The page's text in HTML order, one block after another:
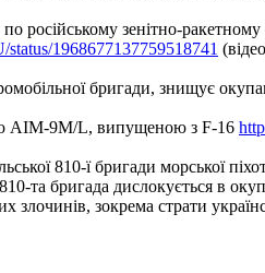
російському зенітно-
1968677137759518741
бригади, знищує
AIM-9M/L, випущеною з F-16
810-ї бригади морської
та бригада дислокується в
зокрема страти